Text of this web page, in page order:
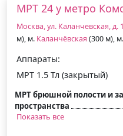
МРТ 24 у метро
Москва, ул. Каланчевская, д.
м), м. Каланчёвская (300 м), м.
Аппараты:
МРТ 1.5 Тл (закрытый)
МРТ брюшной полости и
пространства
Показать все